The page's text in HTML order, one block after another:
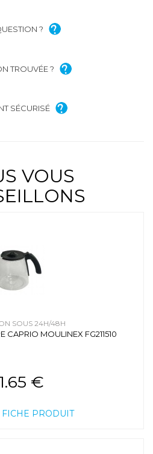
?
TROUVÉE ?
SÉCURISÉ
VOUS
SOUS 24H/48H
CAPRIO MOULINEX FG211510
€
PRODUIT